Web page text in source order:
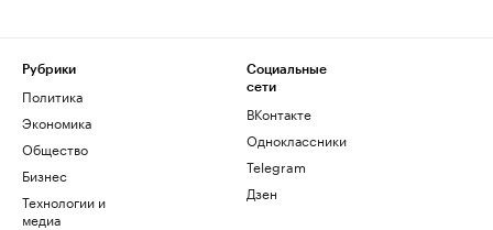
Рубрики
Политика
Экономика
Общество
Бизнес
Технологии и
медиа
Социальные
сети
ВКонтакте
Одноклассники
Telegram
Дзен